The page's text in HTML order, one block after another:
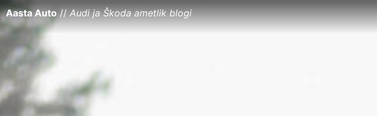
Aasta Auto//Audi ja Škoda ametlik blogi